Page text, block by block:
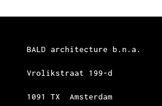
BALD architecture b.n.a.
Vrolikstraat 199-d
1091 TX Amsterdam